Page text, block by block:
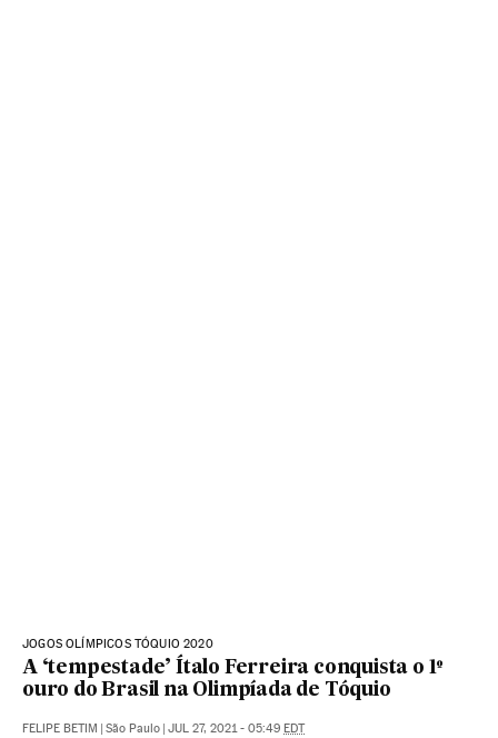
JOGOS OLÍMPICOS TÓQUIO 2020
A ‘tempestade’ Ítalo Ferreira conquista o 1º
ouro do Brasil na Olimpíada de Tóquio
FELIPE BETIM | São Paulo | JUL 27, 2021 - 05:49 EDT